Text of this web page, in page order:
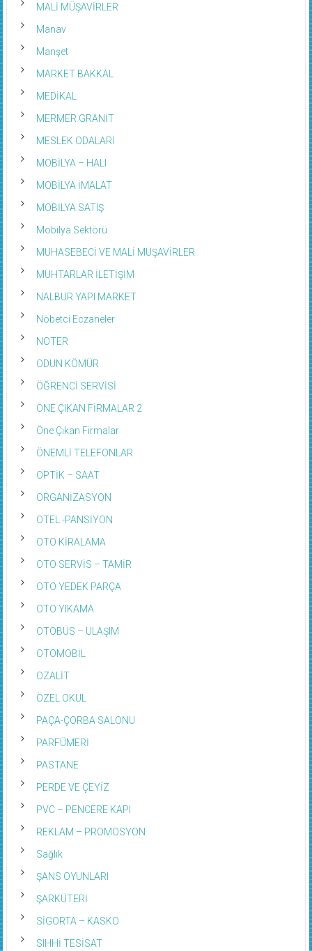
MALİ MÜŞAVİRLER
Manav
Manşet
MARKET BAKKAL
MEDİKAL
MERMER GRANİT
MESLEK ODALARI
MOBİLYA – HALI
MOBİLYA İMALAT
MOBİLYA SATIŞ
Mobilya Sektörü
MUHASEBECİ VE MALİ MÜŞAVİRLER
MUHTARLAR İLETİŞİM
NALBUR YAPI MARKET
Nöbetci Eczaneler
NOTER
ODUN KÖMÜR
ÖĞRENCİ SERVİSİ
ÖNE ÇIKAN FİRMALAR 2
Öne Çıkan Firmalar
ÖNEMLİ TELEFONLAR
OPTİK – SAAT
ORGANİZASYON
OTEL -PANSİYON
OTO KİRALAMA
OTO SERVİS – TAMİR
OTO YEDEK PARÇA
OTO YIKAMA
OTOBÜS – ULAŞIM
OTOMOBİL
OZALİT
ÖZEL OKUL
PAÇA-ÇORBA SALONU
PARFÜMERİ
PASTANE
PERDE VE ÇEYİZ
PVC – PENCERE KAPI
REKLAM – PROMOSYON
Sağlık
ŞANS OYUNLARI
ŞARKÜTERİ
SİGORTA – KASKO
SIHHİ TESİSAT